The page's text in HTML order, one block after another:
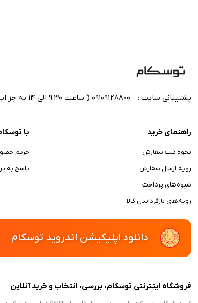
پشتیبانی سایت : 09109128800 ( ساعت 9:30 الی 14 به جز ایام تعطیل رسمی)
راهنمای خرید
نحوه ثبت سفارش
رویه ارسال سفارش
شیوه‌های پرداخت
رویه‌های بازگرداندن کالا
با
حریم
پاسخ به
دانلود اپلیکیشن اندروید توسکام
فروشگاه اینترنتی توسکام، بررسی، انتخاب و خرید آنلاین